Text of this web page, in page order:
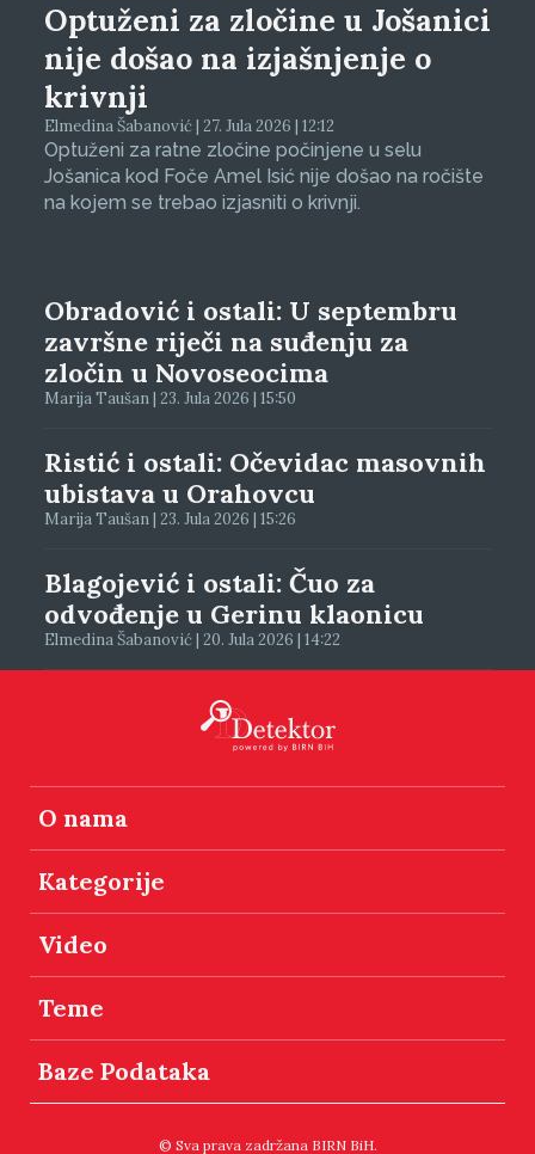
Optuženi za zločine u Jošanici
nije došao na izjašnjenje o
krivnji
Elmedina Šabanović | 27. Jula 2026 | 12:12
Optuženi za ratne zločine počinjene u selu
Jošanica kod Foče Amel Isić nije došao na ročište
na kojem se trebao izjasniti o krivnji.
Obradović i ostali: U septembru
završne riječi na suđenju za
zločin u Novoseocima
Marija Taušan | 23. Jula 2026 | 15:50
Ristić i ostali: Očevidac masovnih
ubistava u Orahovcu
Marija Taušan | 23. Jula 2026 | 15:26
Blagojević i ostali: Čuo za
odvođenje u Gerinu klaonicu
Elmedina Šabanović | 20. Jula 2026 | 14:22
O nama
Kategorije
Video
Teme
Baze Podataka
© Sva prava zadržana BIRN BiH.